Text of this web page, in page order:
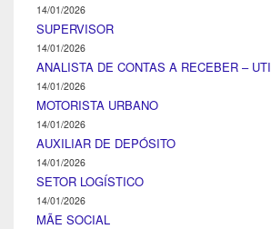
14/01/2026
SUPERVISOR
14/01/2026
ANALISTA DE CONTAS A RECEBER – UTI
14/01/2026
MOTORISTA URBANO
14/01/2026
AUXILIAR DE DEPÓSITO
14/01/2026
SETOR LOGÍSTICO
14/01/2026
MÃE SOCIAL